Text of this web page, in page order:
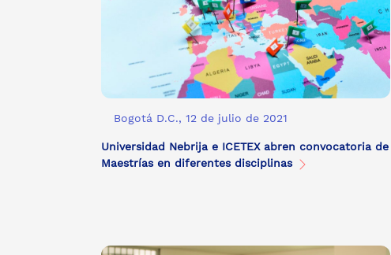
Bogotá D.C., 12 de julio de 2021
Universidad Nebrija e ICETEX abren convocatoria de
Maestrías en diferentes disciplinas